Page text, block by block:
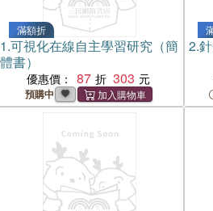
滿額折
1.可視化在線自主學習研究（簡
體書）
優惠價： 87 303
預購中
2.